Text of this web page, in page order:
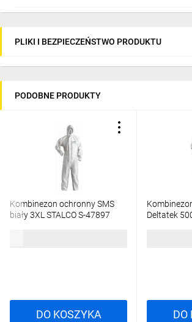
PLIKI I BEZPIECZEŃSTWO PRODUKTU
PODOBNE PRODUKTY
Kombinezon ochronny SMS
biały 3XL STALCO S-47897
DO KOSZYKA
Deltatek
DO